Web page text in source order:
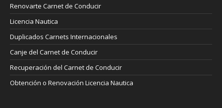
Renovarte Carnet de Conducir
Licencia Nautica
Duplicados Carnets Internacionales
Canje del Carnet de Conducir
Recuperación del Carnet de Conducir
Obtención o Renovación Licencia Nautica